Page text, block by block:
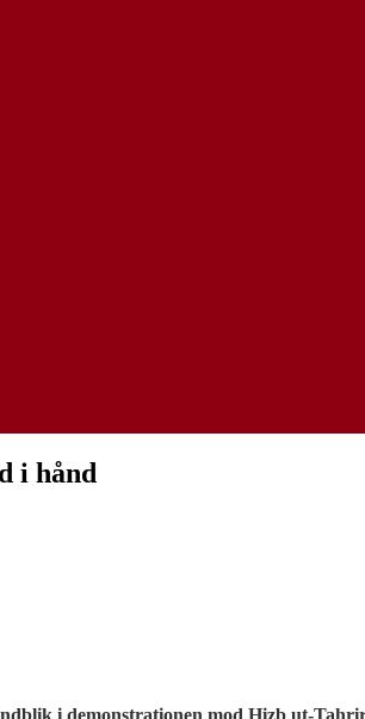
i hånd
i demonstrationen mod Hizb ut-